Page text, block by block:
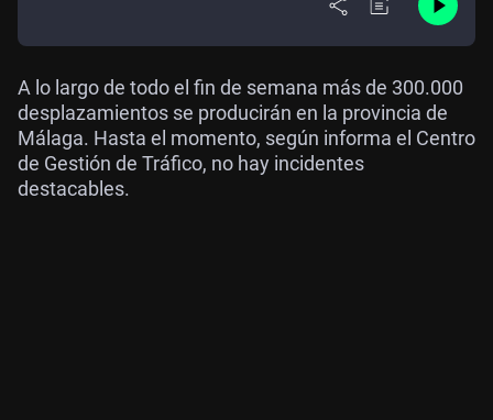
A lo largo de todo el fin de semana más de 300.000
desplazamientos se producirán en la provincia de
Málaga. Hasta el momento, según informa el Centro
de Gestión de Tráfico, no hay incidentes
destacables.